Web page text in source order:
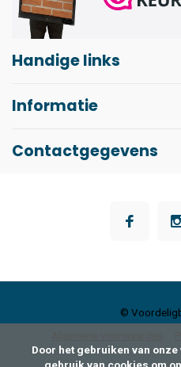
Handige links
Informatie
Contactgegevens
©